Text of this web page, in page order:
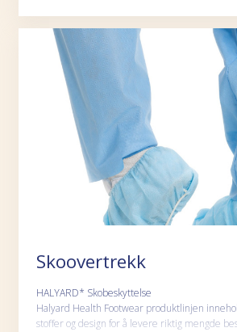
Skoovertrekk
HALYARD* Skobeskyttelse
Halyard Health Footwear produktlinjen
stoffer og design for å levere riktig mengde